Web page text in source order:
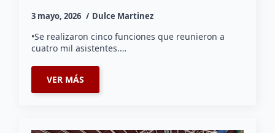
3 mayo, 2026 Dulce Martinez
•Se realizaron cinco funciones que reunieron a
cuatro mil asistentes.…
VER MÁS